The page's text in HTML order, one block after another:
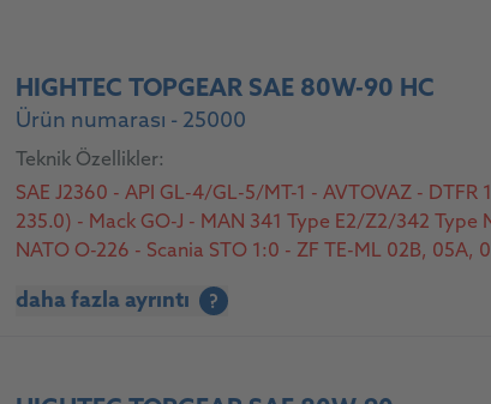
HIGHTEC TOPGEAR SAE 80W-90 HC
Ürün numarası - 25000
Teknik Özellikler:
SAE J2360 - API GL-4/GL-5/MT-1 - AVTOVAZ - DTFR
235.0) - Mack GO-J - MAN 341 Type E2/Z2/342 Type
NATO O-226 - Scania STO 1:0 - ZF TE-ML 02B, 05A,
daha fazla ayrıntı ?